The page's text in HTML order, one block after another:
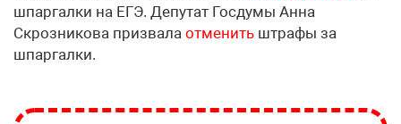
шпаргалки на ЕГЭ. Депутат Госдумы Анна
Скрозникова призвала отменить штрафы за
шпаргалки.